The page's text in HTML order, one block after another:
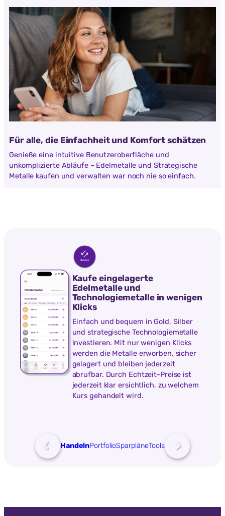
Für alle, die Einfachheit und Komfort schätzen
Genieße eine intuitive Benutzeroberfläche und
unkomplizierte Abläufe – Edelmetalle und Strategische
Metalle kaufen und verwalten war noch nie so einfach.
Kaufe eingelagerte
Edelmetalle und
Technologiemetalle in wenigen
Klicks
Einfach und bequem in Gold, Silber
und strategische Technologiemetalle
investieren. Mit nur wenigen Klicks
werden die Metalle erworben, sicher
gelagert und bleiben jederzeit
abrufbar. Durch Echtzeit-Preise ist
jederzeit klar ersichtlich, zu welchem
Kurs gehandelt wird.
HandelnPortfolioSparpläneTools